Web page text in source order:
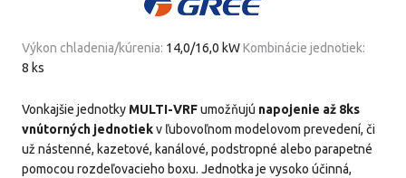
Výkon chladenia/kúrenia: 14,0/16,0 kWKombinácie jednotiek:
8 ks
Vonkajšie jednotky MULTI-VRFumožňujú napojenie až 8ks
vnútorných jednotiekv ľubovoľnom modelovom prevedení, či
už nástenné, kazetové, kanálové, podstropné alebo parapetné
pomocou rozdeľovacieho boxu. Jednotka je vysoko účinná,